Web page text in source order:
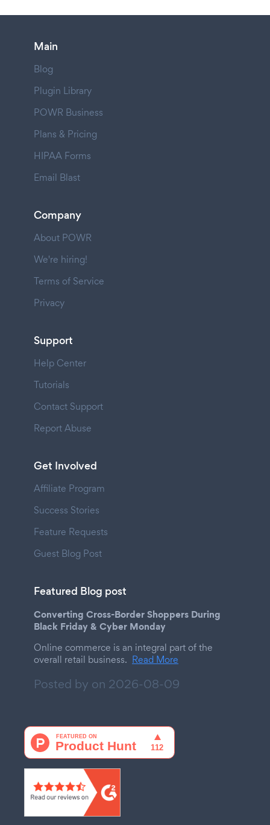
Main
Blog
Plugin Library
POWR Business
Plans & Pricing
HIPAA Forms
Email Blast
Company
About POWR
We're hiring!
Terms of Service
Privacy
Support
Help Center
Tutorials
Contact Support
Report Abuse
Get Involved
Affiliate Program
Success Stories
Feature Requests
Guest Blog Post
Featured Blog post
Converting Cross-Border Shoppers During
Black Friday & Cyber Monday
Online commerce is an integral part of the
overall retail business. Read More
Posted by on 2026-08-09